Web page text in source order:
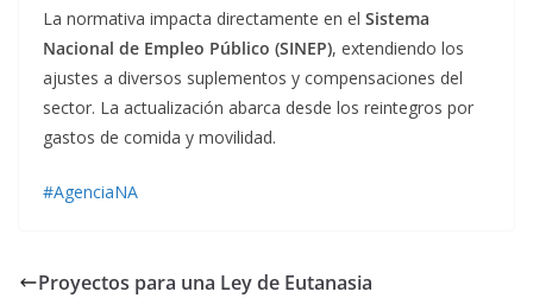
La normativa impacta directamente en el Sistema
Nacional de Empleo Público (SINEP), extendiendo los
ajustes a diversos suplementos y compensaciones del
sector. La actualización abarca desde los reintegros por
gastos de comida y movilidad.
#AgenciaNA
Proyectos para una Ley de Eutanasia